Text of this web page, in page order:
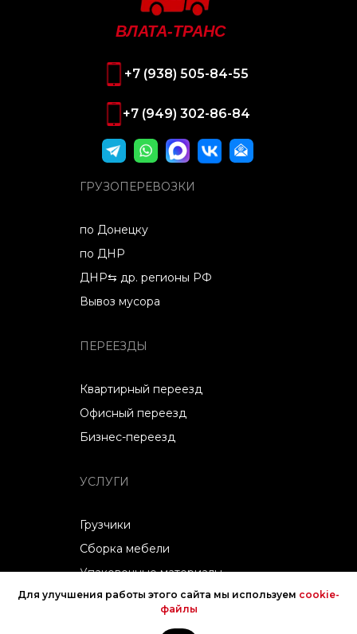
+7 (949) 302-86-84
+7 (938) 505-84-55
Манипулятор
Упаковочные материалы
Сборка мебели
Грузчики
УСЛУГИ
Бизнес-переезд
Офисный переезд
Квартирный переезд
ПЕРЕЕЗДЫ
Вывоз мусора
ДНР⇆ др. регионы РФ
по ДНР
по Донецку
ГРУЗОПЕРЕВОЗКИ
ВЛАТА-ТРАНС
Для улучшения работы этого сайта мы используем cookie-
файлы